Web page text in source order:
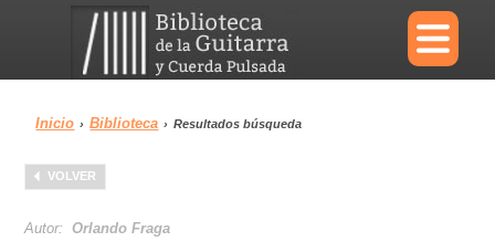
×
Menu
Biblioteca
Inicio › Biblioteca › Resultados búsqueda
VOLVER
Autor:Orlando Fraga